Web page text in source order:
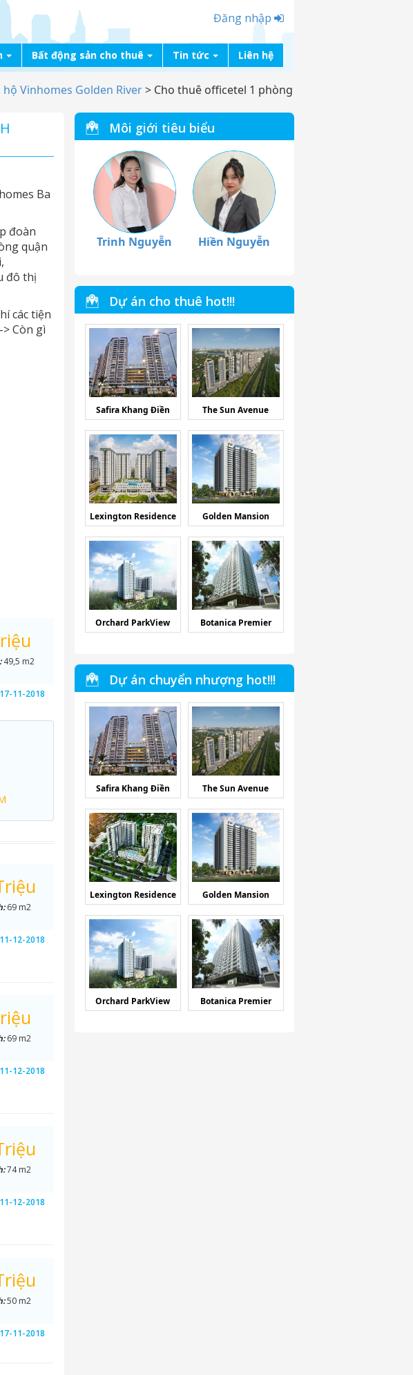
Đăng nhập
Bất động sản cho thuê Tin tức Liên hệ
hộ Vinhomes Golden River> Cho thuê officetel 1 phòng
Ba
đoàn
quận
đô thị
các tiện
Còn gì
49,5 m2
17-11-2018
69 m2
11-12-2018
69 m2
11-12-2018
74 m2
11-12-2018
50 m2
17-11-2018
Môi giới tiêu biểu
Trinh Nguyễn Hiền Nguyễn
Dự án cho thuê hot!!!
Safira Khang Điền The Sun Avenue
Lexington Residence Golden Mansion
Orchard ParkView Botanica Premier
Dự án chuyển nhượng hot!!!
Safira Khang Điền The Sun Avenue
Lexington Residence Golden Mansion
Orchard ParkView Botanica Premier